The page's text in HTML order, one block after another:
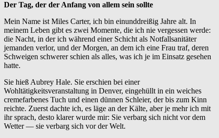
Der Tag, der der Anfang von allem sein sollte
Mein Name ist Miles Carter, ich bin einunddreißig Jahre alt. In
meinem Leben gibt es zwei Momente, die ich nie vergessen werde:
die Nacht, in der ich während einer Schicht als Notfallsanitäter
jemanden verlor, und der Morgen, an dem ich eine Frau traf, deren
Schweigen schwerer schien als alles, was ich je im Einsatz gesehen
hatte.
Sie hieß Aubrey Hale. Sie erschien bei einer
Wohltätigkeitsveranstaltung in Denver, eingehüllt in ein weiches
cremefarbenes Tuch und einen dünnen Schleier, der bis zum Kinn
reichte. Zuerst dachte ich, es läge an der Kälte, aber je mehr ich mit
ihr sprach, desto klarer wurde mir: Sie verbarg sich nicht vor dem
Wetter — sie verbarg sich vor der Welt.